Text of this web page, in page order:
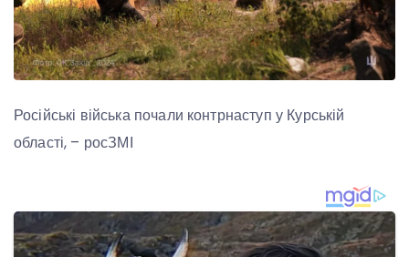
Російські війська почали контрнаступ у Курській
області, – росЗМІ